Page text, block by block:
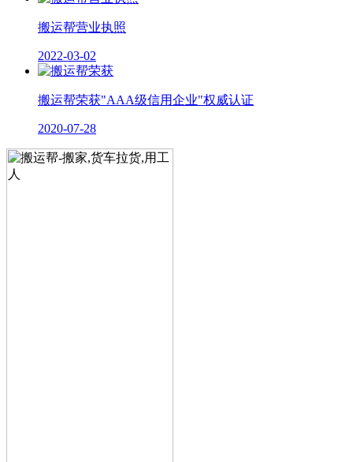
搬运帮营业执照
2022-03-02
搬运帮荣获"AAA级信用企业"权威认证
2020-07-28